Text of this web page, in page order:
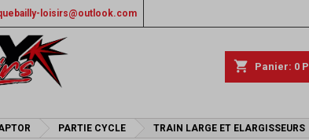
loisirs@outlook.com
shopping_cart Panier: 0
PARTIE CYCLE TRAIN LARGE ET ELARGISSEURS